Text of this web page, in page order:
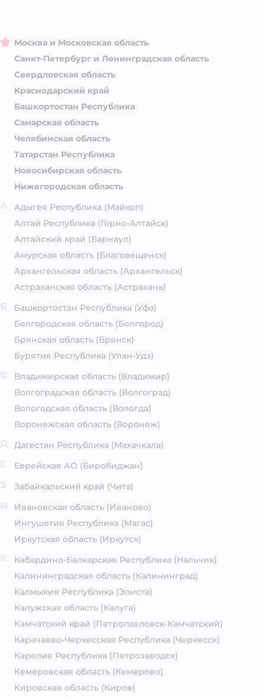
Москва и Московская область
Санкт-Петербург и Ленинградская область
Свердловская область
Краснодарский край
Башкортостан Республика
Самарская область
Челябинская область
Татарстан Республика
Новосибирская область
Нижегородская область
Адыгея Республика (Майкоп)
Алтай Республика (Горно-Алтайск)
Алтайский край (Барнаул)
Амурская область (Благовещенск)
Архангельская область (Архангельск)
Астраханская область (Астрахань)
Башкортостан Республика (Уфа)
Белгородская область (Белгород)
Брянская область (Брянск)
Бурятия Республика (Улан-Удэ)
Владимирская область (Владимир)
Волгоградская область (Волгоград)
Вологодская область (Вологда)
Воронежская область (Воронеж)
Дагестан Республика (Махачкала)
Еврейская АО (Биробиджан)
Забайкальский край (Чита)
Ивановская область (Иваново)
Ингушетия Республика (Магас)
Иркутская область (Иркутск)
Кабардино-Балкарская Республика (Нальчик)
Калининградская область (Калининград)
Калмыкия Республика (Элиста)
Калужская область (Калуга)
Камчатский край (Петропавловск-Камчатский)
Карачаево-Черкесская Республика (Черкесск)
Карелия Республика (Петрозаводск)
Кемеровская область (Кемерово)
Кировская область (Киров)